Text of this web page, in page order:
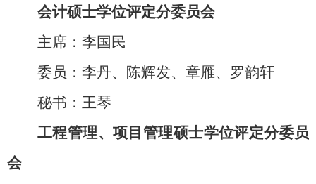
会计硕士学位评定分委员会
主席：李国民
委员：李丹、陈辉发、章雁、罗韵轩
秘书：王琴
工程管理、项目管理硕士学位评定分委员
会